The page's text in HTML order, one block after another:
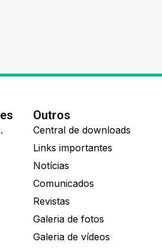
Outros
Central de downloads
Links importantes
Notícias
Comunicados
Revistas
Galeria de fotos
Galeria de vídeos